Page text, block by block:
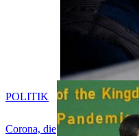
Corona, die
POLITIK